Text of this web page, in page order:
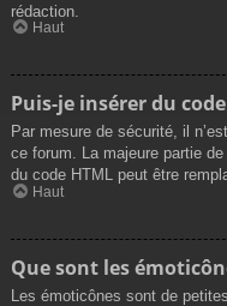
rédaction.
Haut
Puis-je insérer du code
Par mesure de sécurité, il
ce forum. La majeure partie
du code HTML peut être
Haut
Que sont les
Les émoticônes sont de